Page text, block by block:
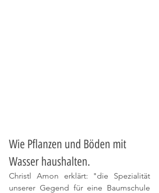
Wie Pflanzen und Böden mit
Wasser haushalten.
Christl Amon erklärt: "die Spezialität
unserer Gegend für eine Baumschule